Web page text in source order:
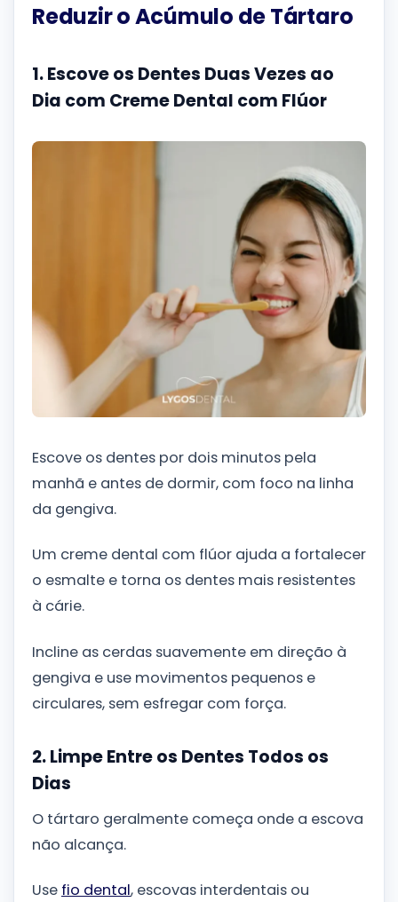
Reduzir o Acúmulo de Tártaro
1. Escove os Dentes Duas Vezes ao
Dia com Creme Dental com Flúor
Escove os dentes por dois minutos pela
manhã e antes de dormir, com foco na linha
da gengiva.
Um creme dental com flúor ajuda a fortalecer
o esmalte e torna os dentes mais resistentes
à cárie.
Incline as cerdas suavemente em direção à
gengiva e use movimentos pequenos e
circulares, sem esfregar com força.
2. Limpe Entre os Dentes Todos os
Dias
O tártaro geralmente começa onde a escova
não alcança.
Use fio dental, escovas interdentais ou